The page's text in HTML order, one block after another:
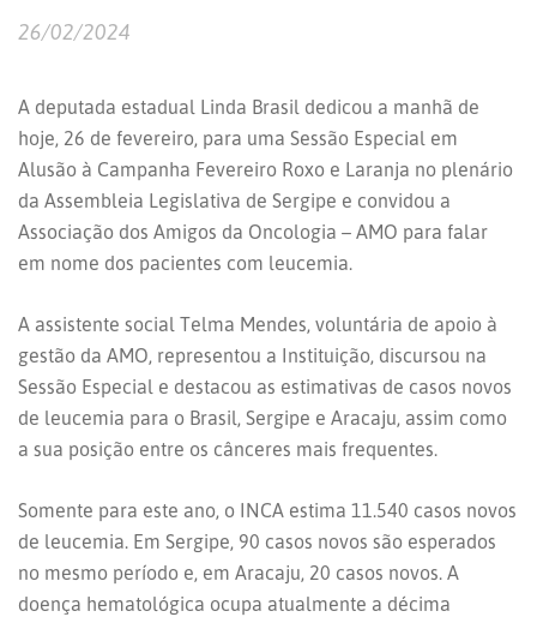
26/02/2024
A deputada estadual Linda Brasil dedicou a manhã de
hoje, 26 de fevereiro, para uma Sessão Especial em
Alusão à Campanha Fevereiro Roxo e Laranja no plenário
da Assembleia Legislativa de Sergipe e convidou a
Associação dos Amigos da Oncologia – AMO para falar
em nome dos pacientes com leucemia.
A assistente social Telma Mendes, voluntária de apoio à
gestão da AMO, representou a Instituição, discursou na
Sessão Especial e destacou as estimativas de casos novos
de leucemia para o Brasil, Sergipe e Aracaju, assim como
a sua posição entre os cânceres mais frequentes.
Somente para este ano, o INCA estima 11.540 casos novos
de leucemia. Em Sergipe, 90 casos novos são esperados
no mesmo período e, em Aracaju, 20 casos novos. A
doença hematológica ocupa atualmente a décima